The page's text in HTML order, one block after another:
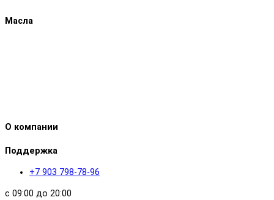
Масла
О компании
Поддержка
+7 903 798-78-96
с 09:00 до 20:00